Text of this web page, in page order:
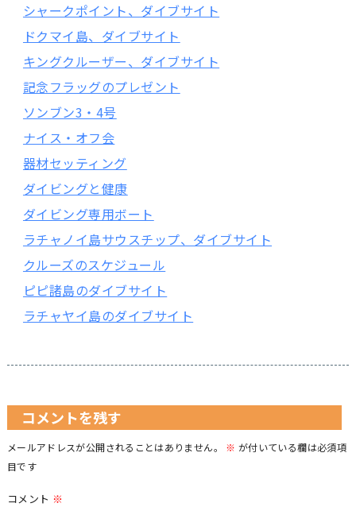
シャークポイント、ダイブサイト
ドクマイ島、ダイブサイト
キングクルーザー、ダイブサイト
記念フラッグのプレゼント
ソンブン3・4号
ナイス・オフ会
器材セッティング
ダイビングと健康
ダイビング専用ボート
ラチャノイ島サウスチップ、ダイブサイト
クルーズのスケジュール
ピピ諸島のダイブサイト
ラチャヤイ島のダイブサイト
コメントを残す
メールアドレスが公開されることはありません。 ※ が付いている欄は必須項
目です
コメント ※